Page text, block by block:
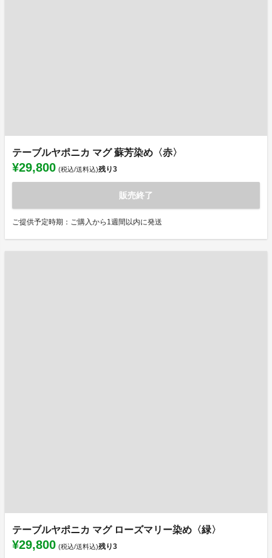
テーブルヤポニカ マグ 蘇芳染め〈赤〉
¥29,800 (税込/送料込)残り3
販売終了
ご提供予定時期：ご購入から1週間以内に発送
テーブルヤポニカ マグ ローズマリー染め〈緑〉
¥29,800 (税込/送料込)残り3